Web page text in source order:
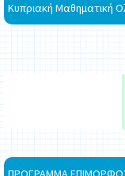
Κυπριακή Μαθηματική